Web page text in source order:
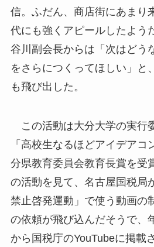
信。ふだん、商店街にあまり
代にも強くアピールしたよう
谷川副会長からは「次はどう
をさらにつくってほしい」と
も飛び出した。
この活動は大分大学の実行
「高校生なるほどアイデアコ
分県教育委員会教育長賞を受
の活動を見て、名古屋国税局
禁止啓発運動」で使う動画の
の依頼が飛び込んだそうで、
から国税庁のYouTubeに掲載